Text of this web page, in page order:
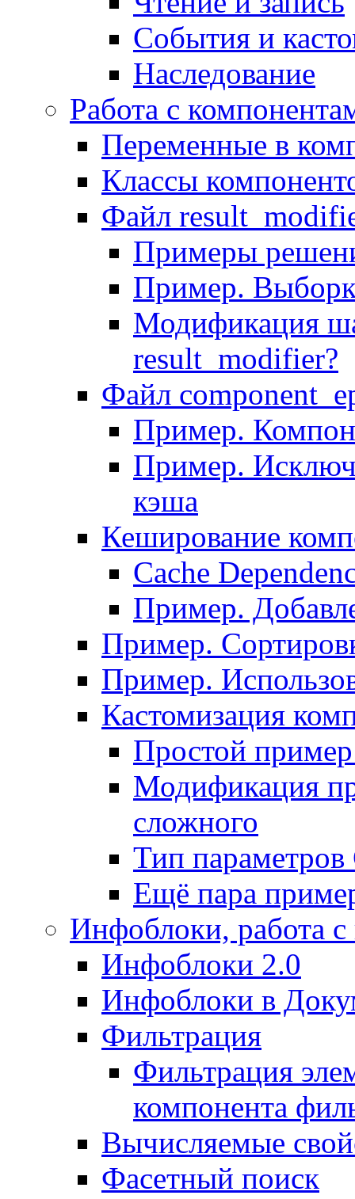
События и
Наследование
Работа с
Переменные в
Классы
Файл
Примеры
Пример.
Модификация
result_modifier?
Файл
Пример.
Пример.
кэша
Кеширование
Сache
Пример.
Пример.
Пример.
Кастомизация
Простой
Модификация
сложного
Тип
Ещё пара
Инфоблоки, работа
Инфоблоки 2.0
Инфоблоки в
Фильтрация
Фильтрация
компонента
Вычисляемые
Фасетный поиск